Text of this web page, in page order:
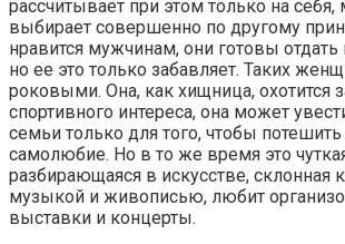
рассчитывает при этом только на
выбирает совершенно по другому
нравится мужчинам, они готовы
но ее это только забавляет. Таких
роковыми. Она, как хищница, охотится
спортивного интереса, она может
семьи только для того, чтобы
самолюбие. Но в то же время это
разбирающаяся в искусстве, склонная
музыкой и живописью, любит
выставки и концерты.